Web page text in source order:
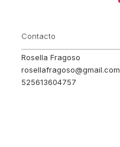
Contacto
Rosella Fragoso
rosellafragoso@gmail.com
525613604757